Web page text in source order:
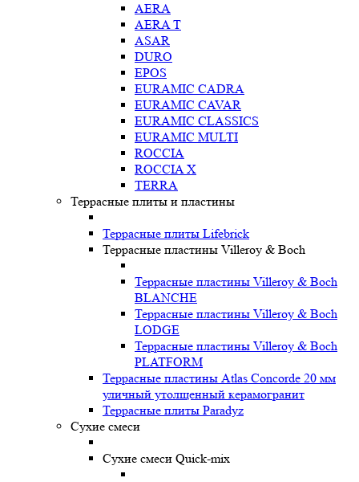
AERA
AERA T
ASAR
DURO
EPOS
EURAMIC CADRA
EURAMIC CAVAR
EURAMIC CLASSICS
EURAMIC MULTI
ROCCIA
ROCCIA X
TERRA
Террасные плиты и пластины
Террасные плиты Lifebrick
Террасные пластины Villeroy & Boch
Террасные пластины Villeroy & Boch
BLANCHE
Террасные пластины Villeroy & Boch
LODGE
Террасные пластины Villeroy & Boch
PLATFORM
Террасные пластины Atlas Concorde 20 мм
уличный утолщенный керамогранит
Террасные плиты Paradyz
Сухие смеси
Сухие смеси Quick-mix